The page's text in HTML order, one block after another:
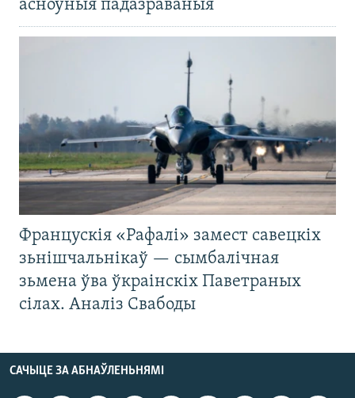
асноўныя падазраваныя
Францускія «Рафалі» замест савецкіх
зьнішчальнікаў — сымбалічная
зьмена ўва ўкраінскіх Паветраных
сілах. Аналіз Свабоды
САЧЫЦЕ ЗА АБНАЎЛЕНЬНЯМІ